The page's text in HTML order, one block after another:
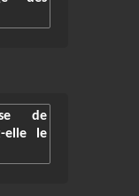
de
elle le